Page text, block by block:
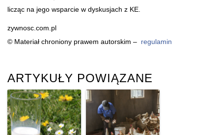
licząc na jego wsparcie w dyskusjach z KE.
zywnosc.com.pl
© Materiał chroniony prawem autorskim – regulamin
ARTYKUŁY POWIĄZANE